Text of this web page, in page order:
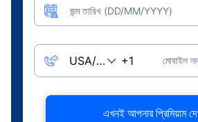
জন্ম তারিখ (DD/MM/YYYY)
মোবাইল
এখনই আপনার প্রিমিয়াম